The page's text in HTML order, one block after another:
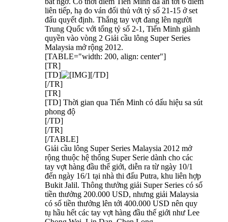
liên tiếp, hạ đo ván đối thủ với tỷ số 21-15 ở set
đấu quyết định. Thắng tay vợt đang lên người
Trung Quốc với tổng tỷ số 2-1, Tiến Minh giành
quyền vào vòng 2 Giải cầu lông Super Series
Malaysia mở rộng 2012.
[TABLE="width: 200, align: center"]
[TR]
[TD]
[/TD]
[/TR]
[TR]
[TD] Thời gian qua Tiến Minh có dấu hiệu sa sút
phong độ
[/TD]
[/TR]
[/TABLE]
Giải cầu lông Super Series Malaysia 2012 mở
rộng thuộc hệ thống Super Serie dành cho các
tay vợt hàng đầu thế giới, diễn ra từ ngày 10/1
đến ngày 16/1 tại nhà thi đấu Putra, khu liên hợp
Bukit Jalil. Thông thưởng giải Super Series có số
tiền thưởng 200.000 USD, nhưng giải Malaysia
có số tiền thưởng lên tới 400.000 USD nên quy
tụ hầu hết các tay vợt hàng đầu thế giới như Lee